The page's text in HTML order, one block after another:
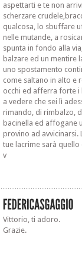
aspettarti e te non
scherzare
qualcosa, lo sbuffare
nelle mutande, a
spunta in fondo alla
balzare ed un mentire
uno spostamento
come saltano in alto e
occhi ed afferra forte
a vedere che sei lì
rimando, di rimbalzo,
bacinella ed affogane
provino ad avvicinarsi.
tue lacrime sarà
v
Vittorio, ti adoro.
Grazie.